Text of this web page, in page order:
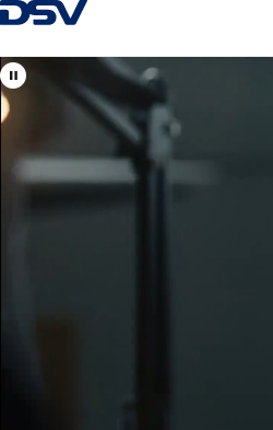
Tagasi kodulehele
õhu-, mere-, maantee- ja